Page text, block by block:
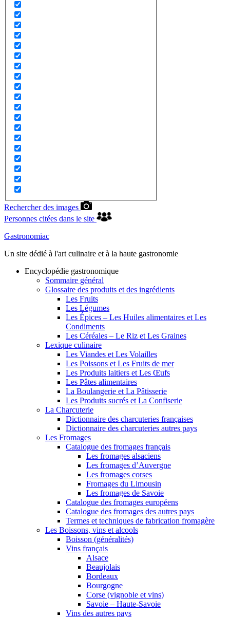
Rechercher des images
Personnes citées dans le site
Gastronomiac
Un site dédié à l'art culinaire et à la haute gastronomie
Encyclopédie gastronomique
Sommaire général
Glossaire des produits et des ingrédients
Les Fruits
Les Légumes
Les Épices – Les Huiles alimentaires et Les
Condiments
Les Céréales – Le Riz et Les Graines
Lexique culinaire
Les Viandes et Les Volailles
Les Poissons et Les Fruits de mer
Les Produits laitiers et Les Œufs
Les Pâtes alimentaires
La Boulangerie et La Pâtisserie
Les Produits sucrés et La Confiserie
La Charcuterie
Dictionnaire des charcuteries françaises
Dictionnaire des charcuteries autres pays
Les Fromages
Catalogue des fromages français
Les fromages alsaciens
Les fromages d’Auvergne
Les fromages corses
Fromages du Limousin
Les fromages de Savoie
Catalogue des fromages européens
Catalogue des fromages des autres pays
Termes et techniques de fabrication fromagère
Les Boissons, vins et alcools
Boisson (généralités)
Vins français
Alsace
Beaujolais
Bordeaux
Bourgogne
Corse (vignoble et vins)
Savoie – Haute-Savoie
Vins des autres pays